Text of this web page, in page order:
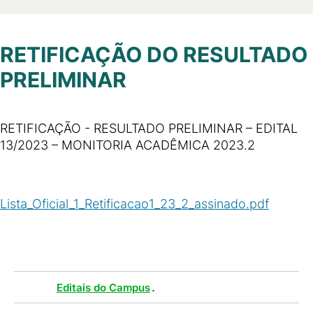
RETIFICAÇÃO DO RESULTADO
PRELIMINAR
RETIFICAÇÃO - RESULTADO PRELIMINAR – EDITAL
13/2023 – MONITORIA ACADÊMICA 2023.2
Lista_Oficial_1_Retificacao1_23_2_assinado.pdf
Editais do Campus.